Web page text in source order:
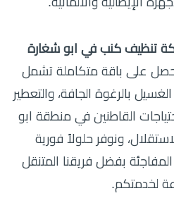
تنظيف كنب في ابو شغارة
على باقة متكاملة تشمل
بالرغوة الجافة، والتعطير
القاطنين في منطقة ابو
ونوفر حلولاً فورية
بفضل فريقنا المتنقل
لخدمتكم.